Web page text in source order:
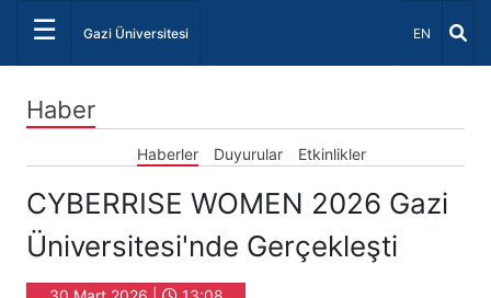
☰ Gazi Üniversitesi Dil Seçiniz
EN
Haber
Haberler Duyurular Etkinlikler
CYBERRISE WOMEN 2026 Gazi
Üniversitesi'nde Gerçekleşti